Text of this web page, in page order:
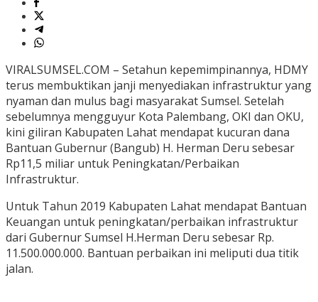
VIRALSUMSEL.COM – Setahun kepemimpinannya, HDMY
terus membuktikan janji menyediakan infrastruktur yang
nyaman dan mulus bagi masyarakat Sumsel. Setelah
sebelumnya mengguyur Kota Palembang, OKI dan OKU,
kini giliran Kabupaten Lahat mendapat kucuran dana
Bantuan Gubernur (Bangub) H. Herman Deru sebesar
Rp11,5 miliar untuk Peningkatan/Perbaikan
Infrastruktur.
Untuk Tahun 2019 Kabupaten Lahat mendapat Bantuan
Keuangan untuk peningkatan/perbaikan infrastruktur
dari Gubernur Sumsel H.Herman Deru sebesar Rp.
11.500.000.000. Bantuan perbaikan ini meliputi dua titik
jalan.